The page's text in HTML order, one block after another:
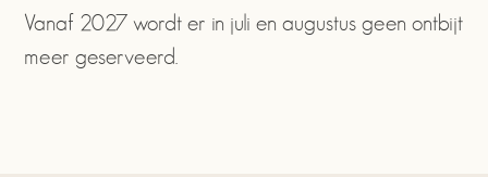
Vanaf 2027 wordt er in juli en augustus geen ontbijt
meer geserveerd.